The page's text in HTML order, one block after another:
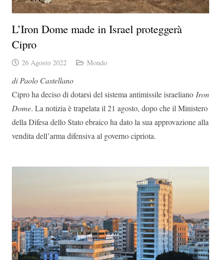
L’Iron Dome made in Israel proteggerà
Cipro
26 Agosto 2022 Mondo
di Paolo Castellano
Cipro ha deciso di dotarsi del sistema antimissile israeliano Iron
Dome. La notizia è trapelata il 21 agosto, dopo che il Ministero
della Difesa dello Stato ebraico ha dato la sua approvazione alla
vendita dell’arma difensiva al governo cipriota.